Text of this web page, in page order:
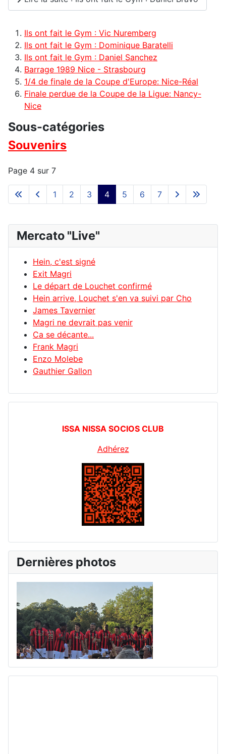
Ils ont fait le Gym : Vic Nuremberg
Ils ont fait le Gym : Dominique Baratelli
Ils ont fait le Gym : Daniel Sanchez
Barrage 1989 Nice - Strasbourg
1/4 de finale de la Coupe d'Europe: Nice-Réal
Finale perdue de la Coupe de la Ligue: Nancy-
Nice
Sous-catégories
Souvenirs
Page 4 sur 7
1 2 3 4 5 6 7
Mercato "Live"
Hein, c'est signé
Exit Magri
Le départ de Louchet confirmé
Hein arrive, Louchet s'en va suivi par Cho
James Tavernier
Magri ne devrait pas venir
Ca se décante...
Frank Magri
Enzo Molebe
Gauthier Gallon
ISSA NISSA SOCIOS CLUB
Adhérez
Dernières photos